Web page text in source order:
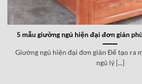
5 mẫu giường ngủ hiện đại đơn giản
Giường ngủ hiện đại đơn giản Để tạo ra
ngủ lý [...]